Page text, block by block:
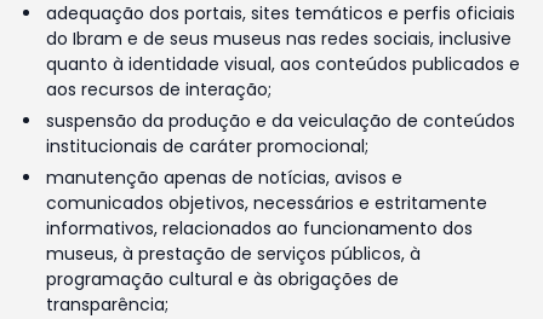
adequação dos portais, sites temáticos e perfis oficiais
do Ibram e de seus museus nas redes sociais, inclusive
quanto à identidade visual, aos conteúdos publicados e
aos recursos de interação;
suspensão da produção e da veiculação de conteúdos
institucionais de caráter promocional;
manutenção apenas de notícias, avisos e
comunicados objetivos, necessários e estritamente
informativos, relacionados ao funcionamento dos
museus, à prestação de serviços públicos, à
programação cultural e às obrigações de
transparência;